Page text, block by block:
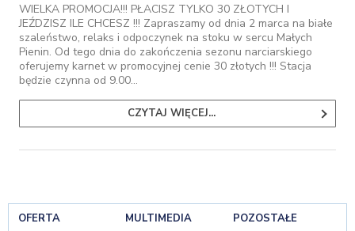
WIELKA PROMOCJA!!! PŁACISZ TYLKO 30 ZŁOTYCH I
JEŹDZISZ ILE CHCESZ !!! Zapraszamy od dnia 2 marca na białe
szaleństwo, relaks i odpoczynek na stoku w sercu Małych
Pienin. Od tego dnia do zakończenia sezonu narciarskiego
oferujemy karnet w promocyjnej cenie 30 złotych !!! Stacja
będzie czynna od 9.00…
CZYTAJ WIĘCEJ...
OFERTA
MULTIMEDIA
POZOSTAŁE